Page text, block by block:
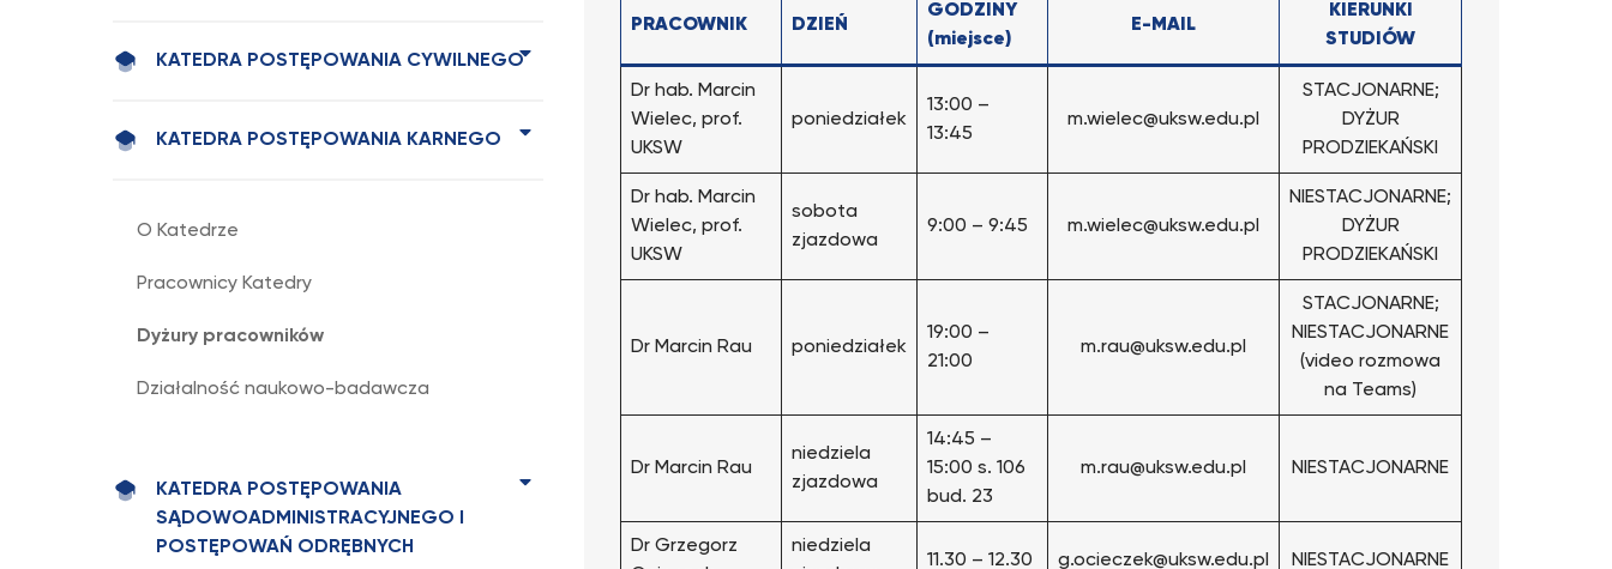
KATEDRA POSTĘPOWANIA CYWILNEGO
KATEDRA POSTĘPOWANIA KARNEGO
O Katedrze
Pracownicy Katedry
Dyżury pracowników
Działalność naukowo-badawcza
KATEDRA POSTĘPOWANIA
SĄDOWOADMINISTRACYJNEGO I
POSTĘPOWAŃ ODRĘBNYCH
PRACOWNIK DZIEŃ
GODZINY
(miejsce)
E-MAIL
KIERUNKI
STUDIÓW
Dr hab. Marcin
Wielec, prof.
UKSW
poniedziałek
13:00 –
13:45
m.wielec@uksw.edu.pl
STACJONARNE;
DYŻUR
PRODZIEKAŃSKI
Dr hab. Marcin
Wielec, prof.
UKSW
sobota
zjazdowa
9:00 – 9:45 m.wielec@uksw.edu.pl
NIESTACJONARNE;
DYŻUR
PRODZIEKAŃSKI
Dr Marcin Rau poniedziałek
19:00 –
21:00
m.rau@uksw.edu.pl
STACJONARNE;
NIESTACJONARNE
(video rozmowa
na Teams)
Dr Marcin Rau
niedziela
zjazdowa
14:45 –
15:00 s. 106
bud. 23
m.rau@uksw.edu.pl NIESTACJONARNE
Dr Grzegorz
niedziela
11.30 – 12.30 g.ocieczek@uksw.edu.pl NIESTACJONARNE